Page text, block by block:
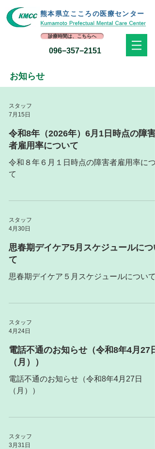
熊本県立​こころの医療センター
診療時間は、こちらへ
096−357−2151
お知らせ
スタッフ
7月15日
令和8年（2026年）6月1日時点の障害
者雇用率について
令和８年６月１日時点の障害者雇用率につ
て
スタッフ
4月30日
思春期デイケア5月スケジュールにつ
て
思春期デイケア５月スケジュールについて
スタッフ
4月24日
電話不通のお知らせ（令和8年4月27日
（月））
電話不通のお知らせ（令和8年4月27日
（月））
スタッフ
3月31日